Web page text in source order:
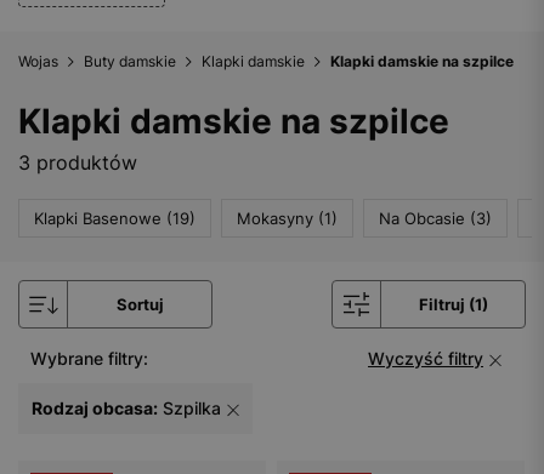
Wojas Buty damskie Klapki damskie Klapki damskie na szpilce
Klapki damskie na szpilce
3 produktów
Klapki Basenowe (19) Mokasyny (1) Na Obcasie (3)
Sortuj Filtruj (1)
Wybrane filtry: Wyczyść filtry
Rodzaj obcasa: Szpilka